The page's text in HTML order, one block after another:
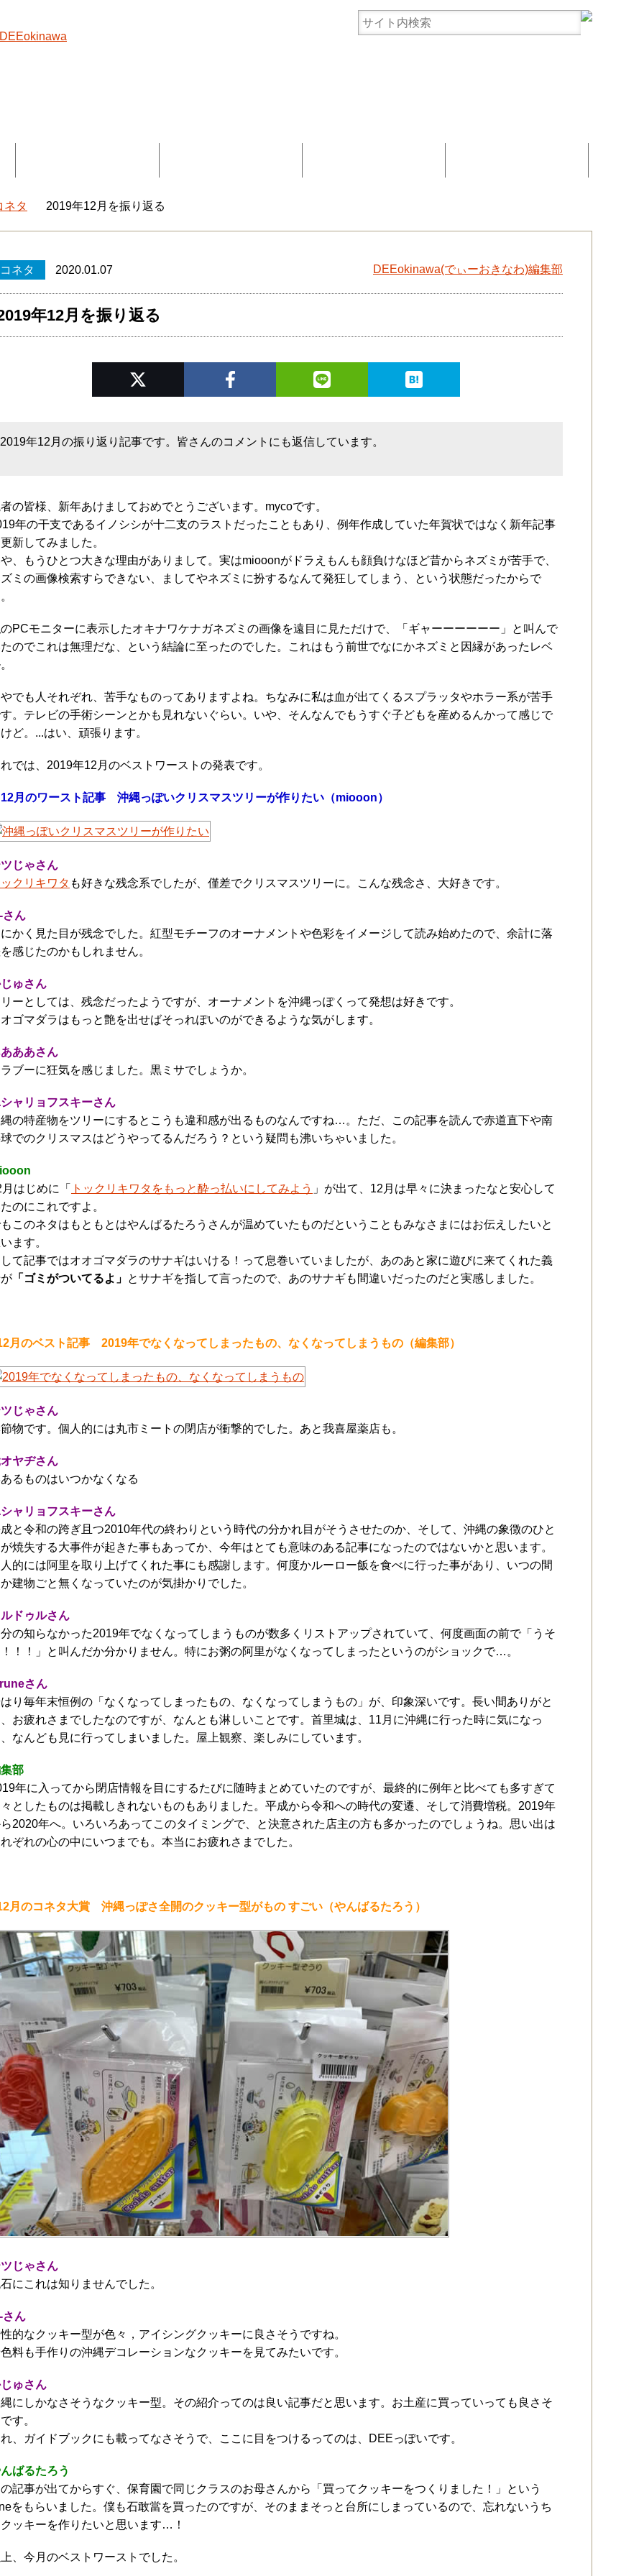
トップ
ネタ 2019年12月を振り返る
コネタ 2020.01.07 DEEokinawa(でぃーおきなわ)編集部
年12月を振り返る
2019年12月の振り返り記事です。皆さんのコメントにも返信しています。
の皆様、新年あけましておめでとうございます。mycoです。
年の干支であるイノシシが十二支のラストだったこともあり、例年作成していた年賀状ではなく新年記事
新してみました。
、もうひとつ大きな理由がありまして。実はmiooonがドラえもんも顔負けなほど昔からネズミが苦手で、
ミの画像検索すらできない、ましてやネズミに扮するなんて発狂してしまう、という状態だったからで
PCモニターに表示したオキナワケナガネズミの画像を遠目に見ただけで、「ギャーーーーーー」と叫んで
のでこれは無理だな、という結論に至ったのでした。これはもう前世でなにかネズミと因縁があったレベ
でも人それぞれ、苦手なものってありますよね。ちなみに私は血が出てくるスプラッタやホラー系が苦手
。テレビの手術シーンとかも見れないぐらい。いや、そんなんでもうすぐ子どもを産めるんかって感じで
ど。...はい、頑張ります。
では、2019年12月のベストワーストの発表です。
月のワースト記事 沖縄っぽいクリスマスツリーが作りたい（miooon）
じゃさん
クリキワタ も好きな残念系でしたが、僅差でクリスマスツリーに。こんな残念さ、大好きです。
さん
かく見た目が残念でした。紅型モチーフのオーナメントや色彩をイメージして読み始めたので、余計に落
感じたのかもしれません。
ゅさん
ーとしては、残念だったようですが、オーナメントを沖縄っぽくって発想は好きです。
ゴマダラはもっと艶を出せばそっれぽいのができるような気がします。
ああさん
ブーに狂気を感じました。黒ミサでしょうか。
ャリョフスキーさん
の特産物をツリーにするとこうも違和感が出るものなんですね…。ただ、この記事を読んで赤道直下や南
でのクリスマスはどうやってるんだろう？という疑問も沸いちゃいました。
はじめに「
トックリキワタをもっと酔っ払いにしてみよう 」が出て、12月は早々に決まったなと安心して
のにこれですよ。
このネタはもともとはやんばるたろうさんが温めていたものだということもみなさまにはお伝えしたいと
ます。
て記事ではオオゴマダラのサナギはいける！って息巻いていましたが、あのあと家に遊びに来てくれた義
「ゴミがついてるよ」 とサナギを指して言ったので、あのサナギも間違いだったのだと実感しました。
月のベスト記事 2019年でなくなってしまったもの、なくなってしまうもの（編集部）
じゃさん
物です。個人的には丸市ミートの閉店が衝撃的でした。あと我喜屋薬店も。
ヤヂさん
るものはいつかなくなる
ャリョフスキーさん
と令和の跨ぎ且つ2010年代の終わりという時代の分かれ目がそうさせたのか、そして、沖縄の象徴のひと
焼失する大事件が起きた事もあってか、今年はとても意味のある記事になったのではないかと思います。
的には阿里を取り上げてくれた事にも感謝します。何度かルーロー飯を食べに行った事があり、いつの間
建物ごと無くなっていたのが気掛かりでした。
ドゥルさん
の知らなかった2019年でなくなってしまうものが数多くリストアップされていて、何度画面の前で「うそ
！！」と叫んだか分かりません。特にお粥の阿里がなくなってしまったというのがショックで…。
さん
り毎年末恒例の「なくなってしまったもの、なくなってしまうもの」が、印象深いです。長い間ありがと
お疲れさまでしたなのですが、なんとも淋しいことです。首里城は、11月に沖縄に行った時に気になっ
なんども見に行ってしまいました。屋上観察、楽しみにしています。
部
年に入ってから閉店情報を目にするたびに随時まとめていたのですが、最終的に例年と比べても多すぎて
としたものは掲載しきれないものもありました。平成から令和への時代の変遷、そして消費増税。2019年
2020年へ。いろいろあってこのタイミングで、と決意された店主の方も多かったのでしょうね。思い出は
ぞれの心の中にいつまでも。本当にお疲れさまでした。
月のコネタ大賞 沖縄っぽさ全開のクッキー型がもの すごい（やんばるたろう）
じゃさん
にこれは知りませんでした。
さん
的なクッキー型が色々，アイシングクッキーに良さそうですね。
料も手作りの沖縄デコレーションなクッキーを見てみたいです。
ゅさん
にしかなさそうなクッキー型。その紹介ってのは良い記事だと思います。お土産に買っていっても良さそ
す。
、ガイドブックにも載ってなさそうで、ここに目をつけるってのは、DEEっぽいです。
ばるたろう
記事が出てからすぐ、保育園で同じクラスのお母さんから「買ってクッキーをつくりました！」という
をもらいました。僕も石敢當を買ったのですが、そのままそっと台所にしまっているので、忘れないうち
ッキーを作りたいと思います…！
、今月のベストワーストでした。